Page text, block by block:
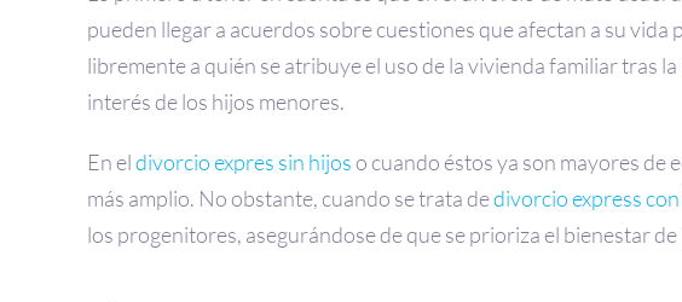
pueden llegar a acuerdos sobre cuestiones que afectan a su
libremente a quién se atribuye el uso de la vivienda familiar tras
interés de los hijos menores.
En eldivorcio expres sin hijoso cuando éstos ya son mayores de
más amplio. No obstante, cuando se trata dedivorcio express
los progenitores, asegurándose de que se prioriza el bienestar de